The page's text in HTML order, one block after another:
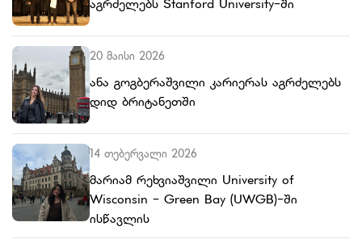
აგრძელებს Stanford University-ში
20 მაისი 2026
ანა გოგბერაშვილი კარიერას აგრძელებს
დიდ ბრიტანეთში
14 თებერვალი 2026
მარიამ რეხვიაშვილი University of
Wisconsin - Green Bay (UWGB)-ში
ისწავლის